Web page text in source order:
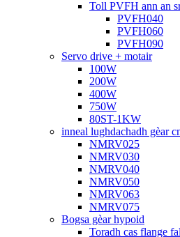
Toll PVFH ann an
PVFH040
PVFH060
PVFH090
Servo drive + motair
100W
200W
400W
750W
80ST-1KW
inneal lughdachadh gèar
NMRV025
NMRV030
NMRV040
NMRV050
NMRV063
NMRV075
Bogsa gèar hypoid
Toradh cas flange